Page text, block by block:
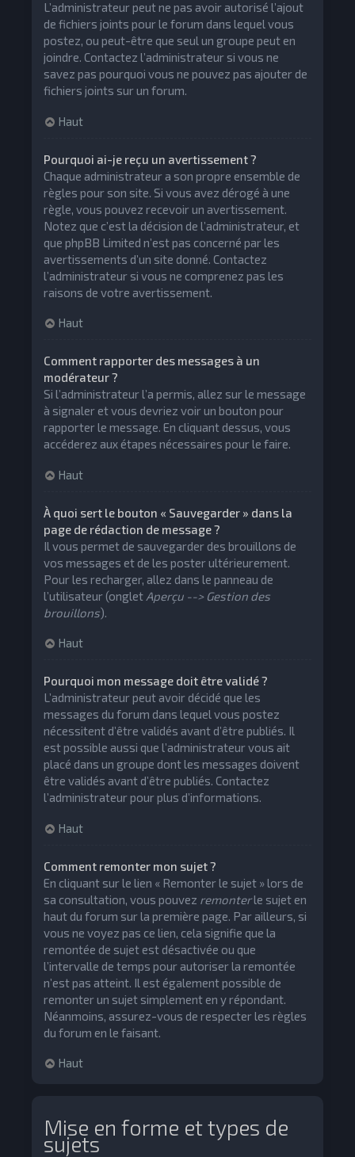
L’administrateur peut ne pas avoir autorisé l’ajout
de fichiers joints pour le forum dans lequel vous
postez, ou peut-être que seul un groupe peut en
joindre. Contactez l’administrateur si vous ne
savez pas pourquoi vous ne pouvez pas ajouter de
fichiers joints sur un forum.
Haut
Pourquoi ai-je reçu un avertissement ?
Chaque administrateur a son propre ensemble de
règles pour son site. Si vous avez dérogé à une
règle, vous pouvez recevoir un avertissement.
Notez que c’est la décision de l’administrateur, et
que phpBB Limited n’est pas concerné par les
avertissements d’un site donné. Contactez
l’administrateur si vous ne comprenez pas les
raisons de votre avertissement.
Haut
Comment rapporter des messages à un
modérateur ?
Si l’administrateur l’a permis, allez sur le message
à signaler et vous devriez voir un bouton pour
rapporter le message. En cliquant dessus, vous
accéderez aux étapes nécessaires pour le faire.
Haut
À quoi sert le bouton « Sauvegarder » dans la
page de rédaction de message ?
Il vous permet de sauvegarder des brouillons de
vos messages et de les poster ultérieurement.
Pour les recharger, allez dans le panneau de
l’utilisateur (onglet Aperçu --> Gestion des
brouillons).
Haut
Pourquoi mon message doit être validé ?
L’administrateur peut avoir décidé que les
messages du forum dans lequel vous postez
nécessitent d’être validés avant d’être publiés. Il
est possible aussi que l’administrateur vous ait
placé dans un groupe dont les messages doivent
être validés avant d’être publiés. Contactez
l’administrateur pour plus d’informations.
Haut
Comment remonter mon sujet ?
En cliquant sur le lien « Remonter le sujet » lors de
sa consultation, vous pouvez remonterle sujet en
haut du forum sur la première page. Par ailleurs, si
vous ne voyez pas ce lien, cela signifie que la
remontée de sujet est désactivée ou que
l’intervalle de temps pour autoriser la remontée
n’est pas atteint. Il est également possible de
remonter un sujet simplement en y répondant.
Néanmoins, assurez-vous de respecter les règles
du forum en le faisant.
Haut
Mise en forme et types de
sujets